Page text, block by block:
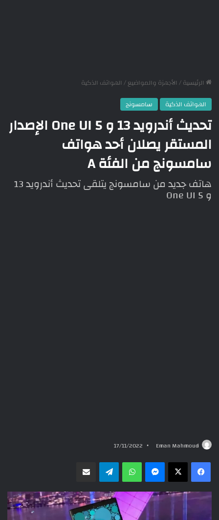
الرئيسية/ الأجهزة والمواضيع/ الهواتف الذكية
الهواتف الذكية
سامسونج
تحديث أندرويد 13 و One UI 5 الإصدار
المستقر يصلان أحد هواتف
سامسونج من الفئة A
هاتف جديد من سامسونج يتلقى تحديث أندرويد 13
و One UI 5
Eman Mahmoud
17/11/2022
ماسنجر واتسابتيلقرام